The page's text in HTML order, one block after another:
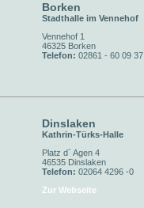
Borken
Stadthalle im Vennehof
Vennehof 1
46325 Borken
Telefon: 02861 - 60 09 37
Dinslaken
Kathrin-Türks-Halle
Platz d´ Agen 4
46535 Dinslaken
Telefon: 02064 4296 -0
Zur Webseite